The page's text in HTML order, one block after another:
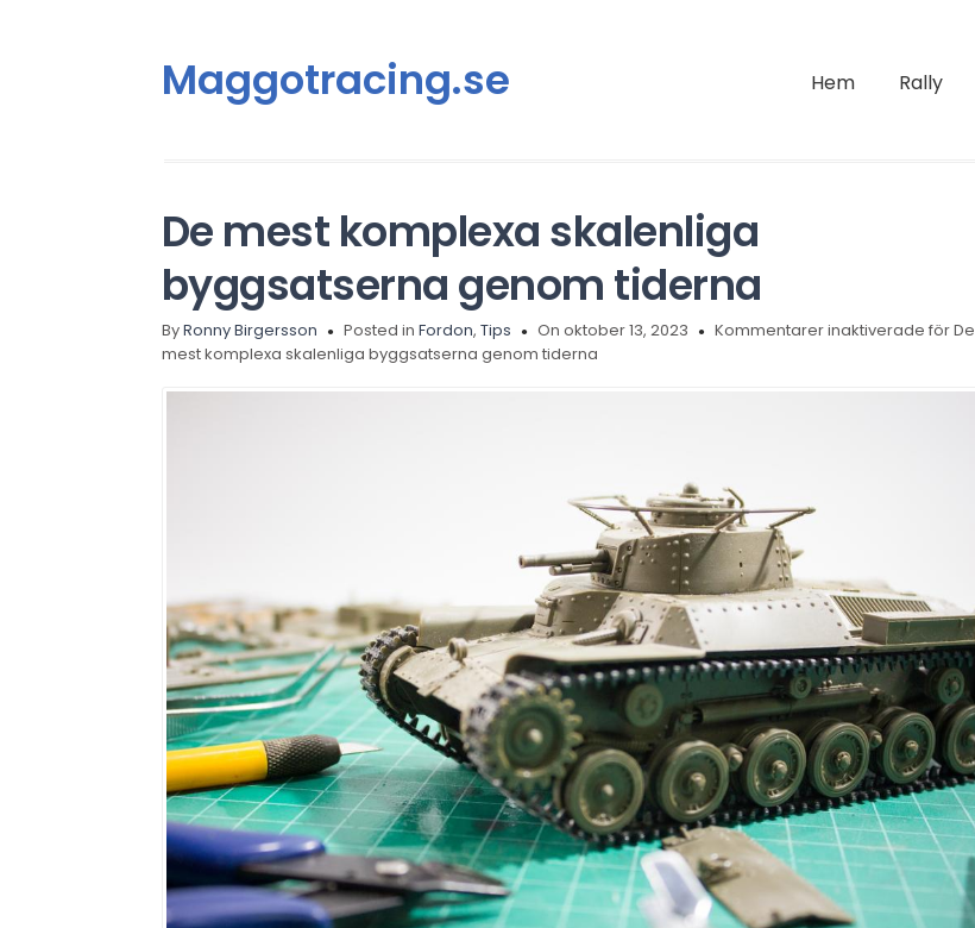
Maggotracing.se Hem Rally
De mest komplexa skalenliga
byggsatserna genom tiderna
ByRonny Birgersson Posted in Fordon, Tips On oktober 13, 2023 Kommentarer inaktiverade för De
mest komplexa skalenliga byggsatserna genom tiderna